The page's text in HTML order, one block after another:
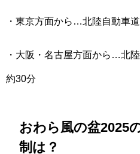
・東京方面から…北陸自動車
・大阪・名古屋方面から…北
約30分
おわら風の盆2025
制は？